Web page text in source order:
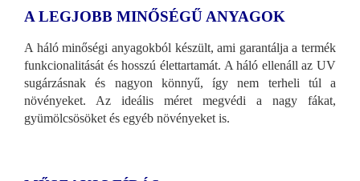
A LEGJOBB MINŐSÉGŰ ANYAGOK
A háló minőségi anyagokból készült, ami garantálja a termék
funkcionalitását és hosszú élettartamát. A háló ellenáll az UV
sugárzásnak és nagyon könnyű, így nem terheli túl a
növényeket. Az ideális méret megvédi a nagy fákat,
gyümölcsösöket és egyéb növényeket is.